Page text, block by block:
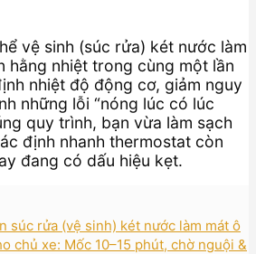
vệ sinh (súc rửa) két nước làm
hằng nhiệt trong cùng một lần
nhiệt độ động cơ, giảm nguy
những lỗi “nóng lúc có lúc
quy trình, bạn vừa làm sạch
định nhanh thermostat còn
đang có dấu hiệu kẹt.
súc rửa (vệ sinh) két nước làm mát ô
chủ xe: Mốc 10–15 phút, chờ nguội &